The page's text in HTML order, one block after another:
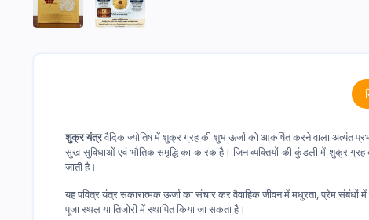
शुक्र यंत्रवैदिक ज्योतिष में शुक्र ग्रह की शुभ ऊर्जा को आकर्षित करने वाला अत्यंत
सुख-सुविधाओं एवं भौतिक समृद्धि का कारक है। जिन व्यक्तियों की कुंडली में शुक्र ग्रह
जाती है।
यह पवित्र यंत्र सकारात्मक ऊर्जा का संचार कर वैवाहिक जीवन में मधुरता, प्रेम संबंधों
पूजा स्थल या तिजोरी में स्थापित किया जा सकता है।